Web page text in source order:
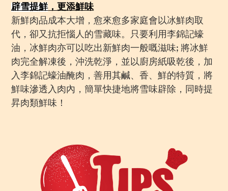
辟雪提鮮， 更添鮮味
新鮮肉品成本大增，愈來愈多家庭會以冰鮮肉取
代，卻又抗拒惱人的雪藏味。只要利用李錦記蠔
油，冰鮮肉亦可以吃出新鮮肉一般嘅滋味; 將冰鮮
肉完全解凍後，沖洗乾淨，並以廚房紙吸乾後，加
入李錦記蠔油醃肉，善用其鹹、香、鮮的特質，將
鮮味滲透入肉內，簡單快捷地將雪味辟除，同時提
昇肉類鮮味！